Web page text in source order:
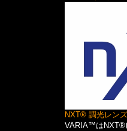
NXT® 調光レン
VARIA™はNXT®